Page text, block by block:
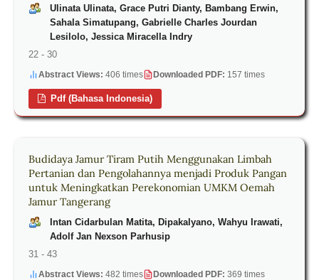
Ulinata Ulinata, Grace Putri Dianty, Bambang Erwin,
Sahala Simatupang, Gabrielle Charles Jourdan
Lesilolo, Jessica Miracella Indry
22 - 30
Abstract Views: 406 times Downloaded PDF: 157 times
Pdf (Bahasa Indonesia)
Budidaya Jamur Tiram Putih Menggunakan Limbah
Pertanian dan Pengolahannya menjadi Produk Pangan
untuk Meningkatkan Perekonomian UMKM Oemah
Jamur Tangerang
Intan Cidarbulan Matita, Dipakalyano, Wahyu Irawati,
Adolf Jan Nexson Parhusip
31 - 43
Abstract Views: 482 times Downloaded PDF: 369 times